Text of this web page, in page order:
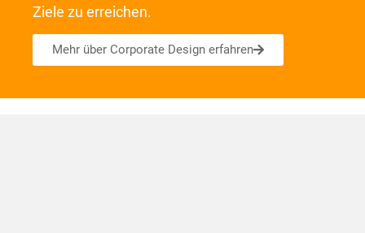
Ziele zu erreichen.
Mehr über Corporate Design erfahren